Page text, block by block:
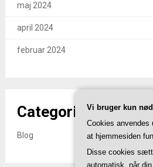
maj 2024
april 2024
februar 2024
Categories
Blog
Vi bruger kun
Cookies anvendes
at hjemmesiden
Disse cookies
automatisk, når